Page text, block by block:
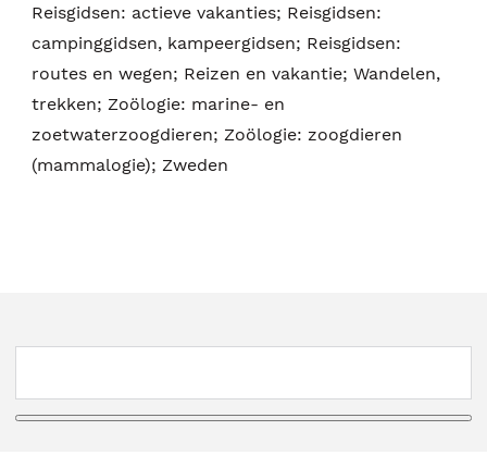
Reisgidsen: actieve vakanties; Reisgidsen:
campinggidsen, kampeergidsen; Reisgidsen:
routes en wegen; Reizen en vakantie; Wandelen,
trekken; Zoölogie: marine- en
zoetwaterzoogdieren; Zoölogie: zoogdieren
(mammalogie); Zweden